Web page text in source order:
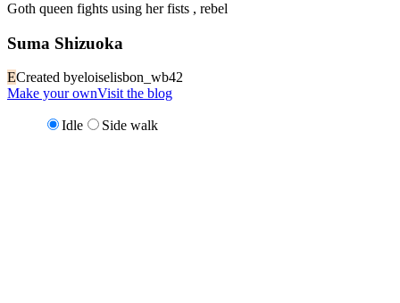
Goth queen fights using her fists , rebel
Suma Shizuoka
ECreated byeloiselisbon_wb42
Make your ownVisit the blog
Idle Side walk